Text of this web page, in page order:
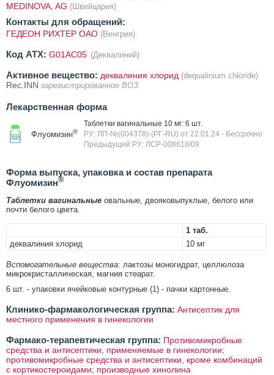
MEDINOVA, AG (Швейцария)
Контакты для обращений:
ГЕДЕОН РИХТЕР ОАО (Венгрия)
Код ATX: G01AC05 (Деквалиний)
Активное вещество: деквалиния хлорид (dequalinium chloride)
Rec.INN зарегистрированное ВОЗ
Лекарственная форма
Флуомизин®
Таблетки вагинальные 10 мг: 6 шт.
РУ: ЛП-№(004378)-(РГ-RU) от 22.01.24 - Бессрочно
Предыдущий РУ: ЛСР-008618/09
Форма выпуска, упаковка и состав препарата
Флуомизин®
Таблетки вагинальные овальные, двояковыпуклые, белого или
почти белого цвета.
1 таб.
деквалиния хлорид
10 мг
Вспомогательные вещества: лактозы моногидрат, целлюлоза
микрокристаллическая, магния стеарат.
6 шт. - упаковки ячейковые контурные (1) - пачки картонные.
Клинико-фармакологическая группа: Антисептик для
местного применения в гинекологии
Фармако-терапевтическая группа: Противомикробные
средства и антисептики, применяемые в гинекологии;
противомикробные средства и антисептики, кроме комбинаций
с кортикостероидами; производные хинолина